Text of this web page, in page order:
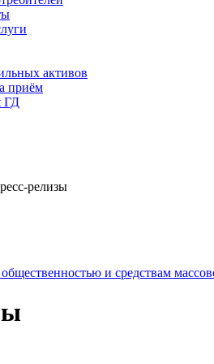
активов
приём
ГД
релизы
и средствам